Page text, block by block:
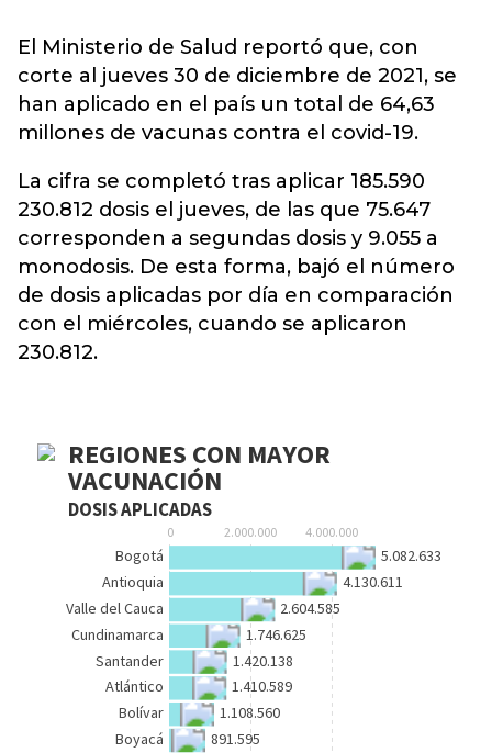
El Ministerio de Salud reportó que, con
corte al jueves 30 de diciembre de 2021, se
han aplicado en el país un total de 64,63
millones de vacunas contra el covid-19.
La cifra se completó tras aplicar 185.590
230.812 dosis el jueves, de las que 75.647
corresponden a segundas dosis y 9.055 a
monodosis. De esta forma, bajó el número
de dosis aplicadas por día en comparación
con el miércoles, cuando se aplicaron
230.812.